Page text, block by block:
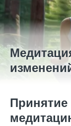
Принятие